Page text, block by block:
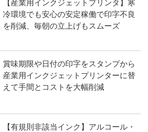
【産業用インクジェットプリンタ】寒
冷環境でも安心の安定稼働で印字不良
を削減、毎朝の立上げもスムーズ
賞味期限や日付の印字をスタンプから
産業用インクジェットプリンターに替
えて手間とコストを大幅削減
【有規則非該当インク】アルコール・